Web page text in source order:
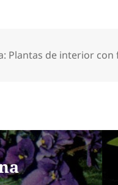
Plantas de interior con